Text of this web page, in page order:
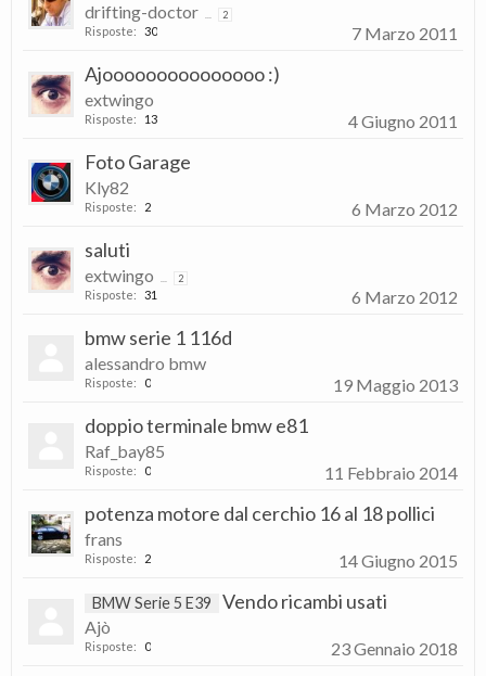
drifting-doctor 2
Risposte: 30 7 Marzo 2011
Ajooooooooooooooo :)
extwingo
Risposte: 13 4 Giugno 2011
Foto Garage
Kly82
Risposte: 2 6 Marzo 2012
saluti
extwingo 2
Risposte: 31 6 Marzo 2012
bmw serie 1 116d
alessandro bmw
Risposte: 0 19 Maggio 2013
doppio terminale bmw e81
Raf_bay85
Risposte: 0 11 Febbraio 2014
potenza motore dal cerchio 16 al 18 pollici
frans
Risposte: 2 14 Giugno 2015
BMW Serie 5 E39 Vendo ricambi usati
Ajò
Risposte: 0 23 Gennaio 2018